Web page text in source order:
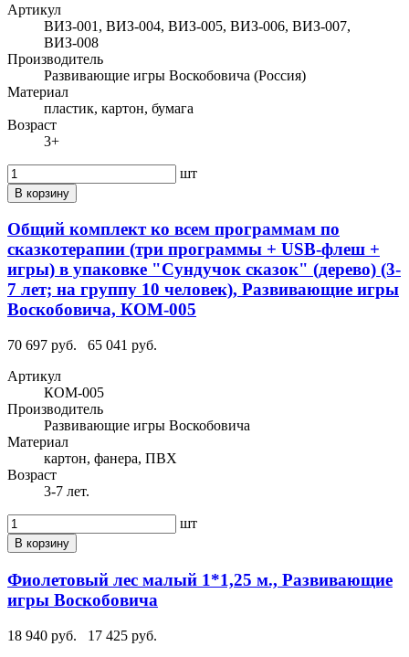
Артикул
ВИЗ-001, ВИЗ-004, ВИЗ-005, ВИЗ-006, ВИЗ-007,
ВИЗ-008
Производитель
Развивающие игры Воскобовича (Россия)
Материал
пластик, картон, бумага
Возраст
3+
шт
В корзину
Общий комплект ко всем программам по
сказкотерапии (три программы + USB-флеш +
игры) в упаковке "Сундучок сказок" (дерево) (3-
7 лет; на группу 10 человек), Развивающие игры
Воскобовича, КОМ-005
70 697 руб.
65 041 руб.
Артикул
КОМ-005
Производитель
Развивающие игры Воскобовича
Материал
картон, фанера, ПВХ
Возраст
3-7 лет.
шт
В корзину
Фиолетовый лес малый 1*1,25 м., Развивающие
игры Воскобовича
18 940 руб.
17 425 руб.